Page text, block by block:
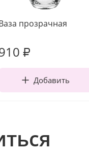
прозрачная
₽
Добавить